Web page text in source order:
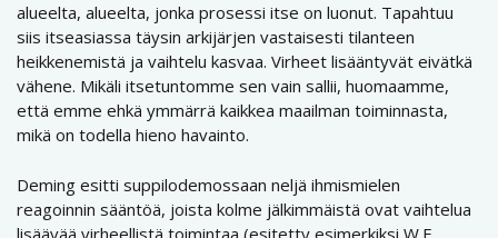
alueelta, alueelta, jonka prosessi itse on luonut. Tapahtuu
siis itseasiassa täysin arkijärjen vastaisesti tilanteen
heikkenemistä ja vaihtelu kasvaa. Virheet lisääntyvät eivätkä
vähene. Mikäli itsetuntomme sen vain sallii, huomaamme,
että emme ehkä ymmärrä kaikkea maailman toiminnasta,
mikä on todella hieno havainto.
Deming esitti suppilodemossaan neljä ihmismielen
reagoinnin sääntöä, joista kolme jälkimmäistä ovat vaihtelua
lisäävää virheellistä toimintaa (esitetty esimerkiksi W.E.